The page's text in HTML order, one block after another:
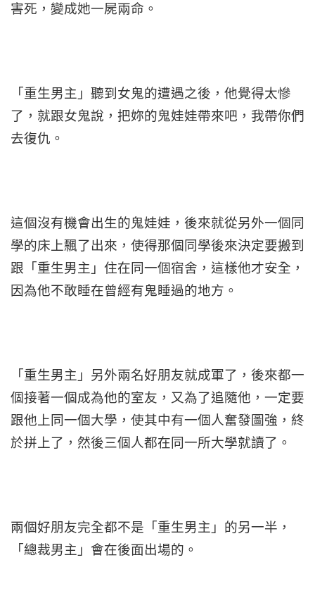
害死，變成她一屍兩命。
「重生男主」聽到女鬼的遭遇之後，他覺得太慘
了，就跟女鬼說，把妳的鬼娃娃帶來吧，我帶你們
去復仇。
這個沒有機會出生的鬼娃娃，後來就從另外一個同
學的床上飄了出來，使得那個同學後來決定要搬到
跟「重生男主」住在同一個宿舍，這樣他才安全，
因為他不敢睡在曾經有鬼睡過的地方。
「重生男主」另外兩名好朋友就成軍了，後來都一
個接著一個成為他的室友，又為了追隨他，一定要
跟他上同一個大學，使其中有一個人奮發圖強，終
於拼上了，然後三個人都在同一所大學就讀了。
兩個好朋友完全都不是「重生男主」的另一半，
「總裁男主」會在後面出場的。